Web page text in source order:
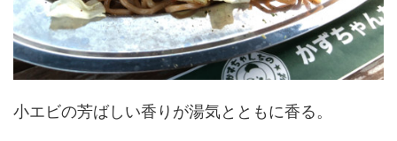
小エビの芳ばしい香りが湯気とともに香る。